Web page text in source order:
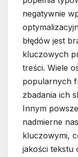
negatywnie
błędów jest
kluczowych
treści. Wiele
popularnych
zbadania ich
Innym
nadmierne
kluczowymi,
jakości tekstu